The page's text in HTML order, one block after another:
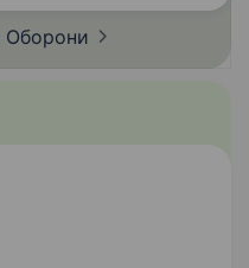
Оборони